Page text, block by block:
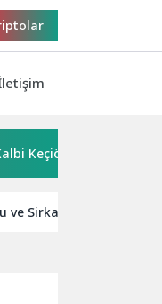
Attı
ve Sirkadiyen Ritim